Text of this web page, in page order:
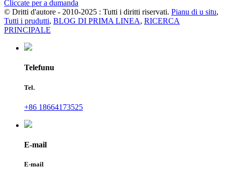
Cliccate per a dumanda
© Dritti d'autore - 2010-2025 : Tutti i diritti riservati. Pianu di u situ,
Tutti i prudutti, BLOG DI PRIMA LINEA, RICERCA
PRINCIPALE
Telefunu
Tel.
+86 18664173525
E-mail
E-mail